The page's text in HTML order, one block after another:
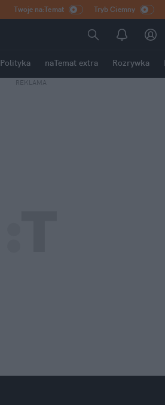
Twoje na:Temat Tryb Ciemny
Polityka naTemat extra Rozrywka
REKLAMA